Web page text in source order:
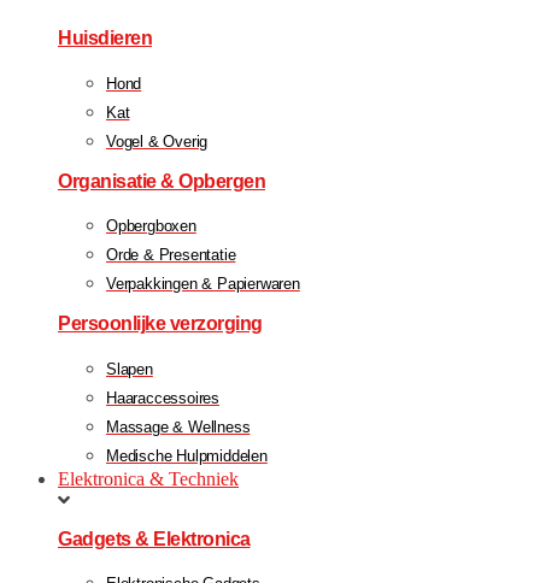
Huisdieren
Hond
Kat
Vogel & Overig
Organisatie & Opbergen
Opbergboxen
Orde & Presentatie
Verpakkingen & Papierwaren
Persoonlijke verzorging
Slapen
Haaraccessoires
Massage & Wellness
Medische Hulpmiddelen
Elektronica & Techniek
Gadgets & Elektronica